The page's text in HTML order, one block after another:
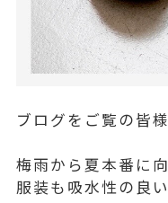
ブログをご覧の皆
梅雨から夏本番に
服装も吸水性の良